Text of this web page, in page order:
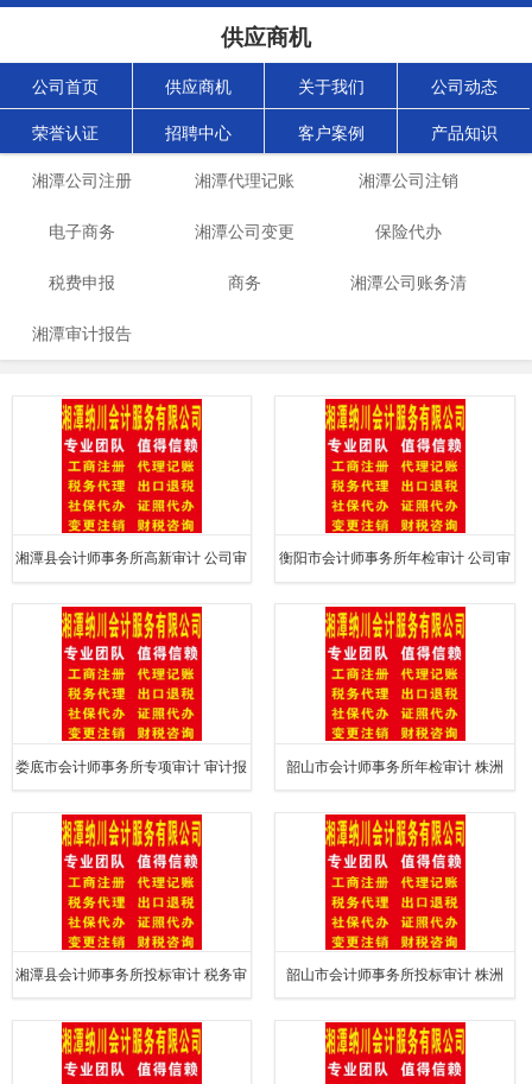
供应商机
公司首页 供应商机 关于我们 公司动态
荣誉认证 招聘中心 客户案例 产品知识
湘潭公司注册 湘潭代理记账 湘潭公司注销
电子商务 湘潭公司变更 保险代办
税费申报 商务 湘潭公司账务清
湘潭审计报告
湘潭县会计师事务所高新审计 公司审
计
衡阳市会计师事务所年检审计 公司审
计
娄底市会计师事务所专项审计 审计报
告
韶山市会计师事务所年检审计 株洲
湘潭县会计师事务所投标审计 税务审
计
韶山市会计师事务所投标审计 株洲